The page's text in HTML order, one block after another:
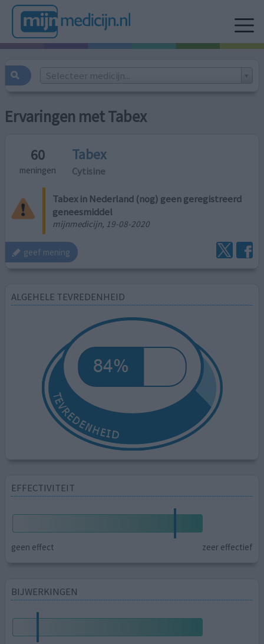
Selecteer medicijn...
Ervaringen met Tabex
60
meningen
Tabex
Cytisine
Tabex in Nederland (nog) geen geregistreerd
geneesmiddel
mijnmedicijn, 19-08-2020
geef mening
ALGEHELE TEVREDENHEID
EFFECTIVITEIT
geen effect zeer effectief
BIJWERKINGEN